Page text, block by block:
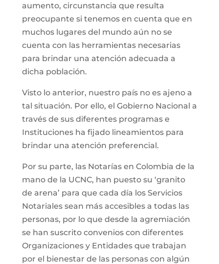
aumento, circunstancia que resulta
preocupante si tenemos en cuenta que en
muchos lugares del mundo aún no se
cuenta con las herramientas necesarias
para brindar una atención adecuada a
dicha población.
Visto lo anterior, nuestro país no es ajeno a
tal situación. Por ello, el Gobierno Nacional a
través de sus diferentes programas e
Instituciones ha fijado lineamientos para
brindar una atención preferencial.
Por su parte, las Notarías en Colombia de la
mano de la UCNC, han puesto su ‘granito
de arena’ para que cada día los Servicios
Notariales sean más accesibles a todas las
personas, por lo que desde la agremiación
se han suscrito convenios con diferentes
Organizaciones y Entidades que trabajan
por el bienestar de las personas con algún